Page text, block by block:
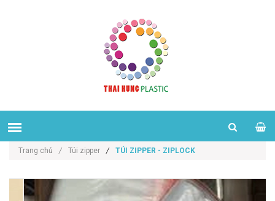
Trang chủ / Túi zipper / TÚI ZIPPER - ZIPLOCK